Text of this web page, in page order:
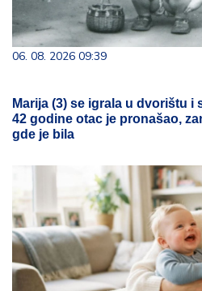
06. 08. 2026 09:39
Marija (3) se igrala u dvorištu i
42 godine otac je pronašao,
gde je bila